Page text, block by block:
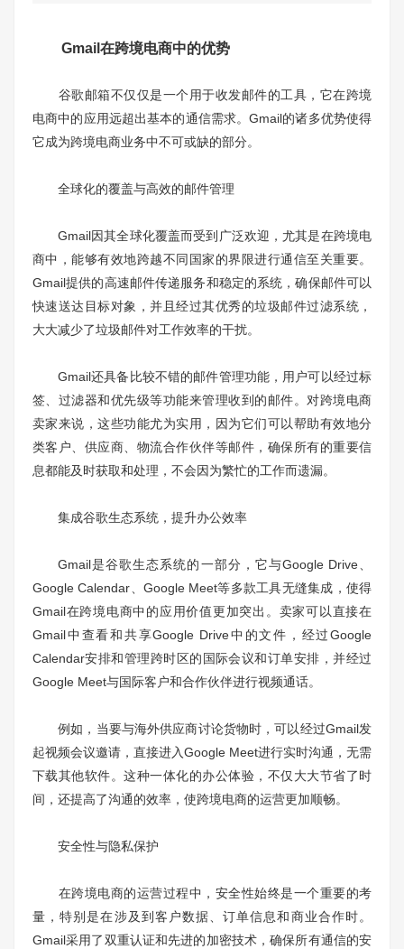
Gmail在跨境电商中的优势
谷歌邮箱不仅仅是一个用于收发邮件的工具，它在跨境
电商中的应用远超出基本的通信需求。Gmail的诸多优势使得
它成为跨境电商业务中不可或缺的部分。
全球化的覆盖与高效的邮件管理
Gmail因其全球化覆盖而受到广泛欢迎，尤其是在跨境电
商中，能够有效地跨越不同国家的界限进行通信至关重要。
Gmail提供的高速邮件传递服务和稳定的系统，确保邮件可以
快速送达目标对象，并且经过其优秀的垃圾邮件过滤系统，
大大减少了垃圾邮件对工作效率的干扰。
Gmail还具备比较不错的邮件管理功能，用户可以经过标
签、过滤器和优先级等功能来管理收到的邮件。对跨境电商
卖家来说，这些功能尤为实用，因为它们可以帮助有效地分
类客户、供应商、物流合作伙伴等邮件，确保所有的重要信
息都能及时获取和处理，不会因为繁忙的工作而遗漏。
集成谷歌生态系统，提升办公效率
Gmail是谷歌生态系统的一部分，它与Google Drive、
Google Calendar、Google Meet等多款工具无缝集成，使得
Gmail在跨境电商中的应用价值更加突出。卖家可以直接在
Gmail中查看和共享Google Drive中的文件，经过Google
Calendar安排和管理跨时区的国际会议和订单安排，并经过
Google Meet与国际客户和合作伙伴进行视频通话。
例如，当要与海外供应商讨论货物时，可以经过Gmail发
起视频会议邀请，直接进入Google Meet进行实时沟通，无需
下载其他软件。这种一体化的办公体验，不仅大大节省了时
间，还提高了沟通的效率，使跨境电商的运营更加顺畅。
安全性与隐私保护
在跨境电商的运营过程中，安全性始终是一个重要的考
量，特别是在涉及到客户数据、订单信息和商业合作时。
Gmail采用了双重认证和先进的加密技术，确保所有通信的安